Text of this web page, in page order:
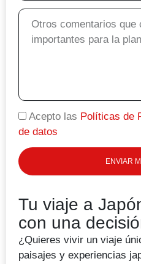
Mensaje
Acepto las Políticas de
de datos
ENVIAR
Tu viaje a
con una
¿Quieres vivir un viaje
paisajes y experiencias